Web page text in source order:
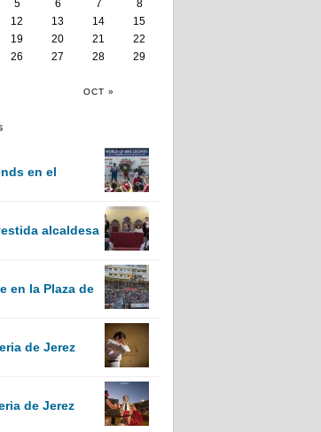
OCT »
5 6 7
8
12 13 14
15
19 20 21
22
26 27 28
29
en el
alcaldesa
en la Plaza de
de Jerez
de Jerez